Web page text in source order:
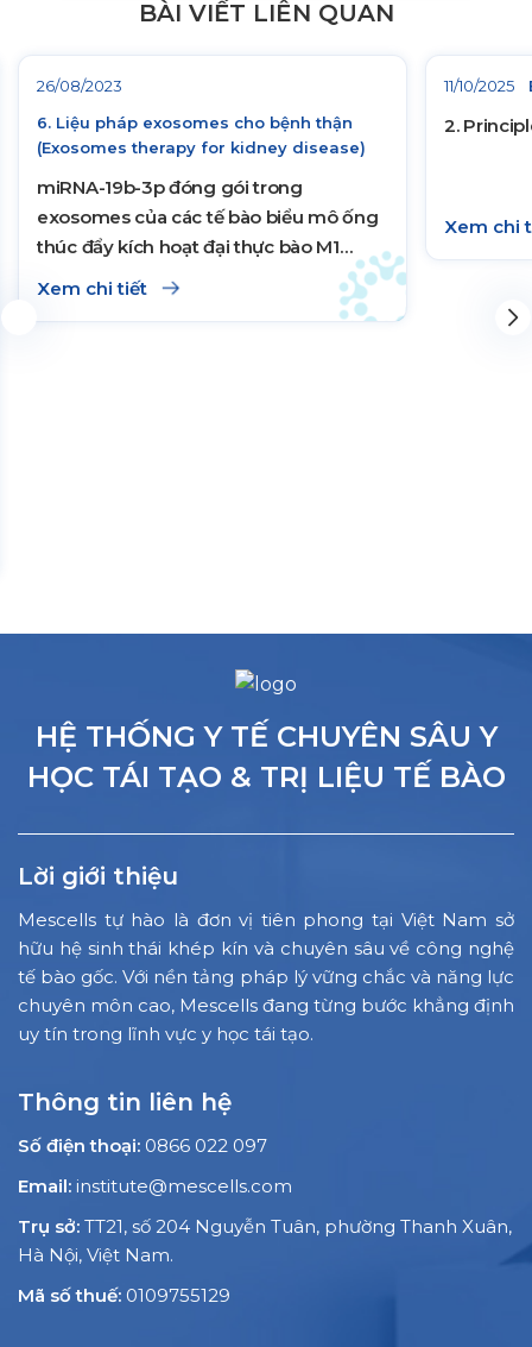
BÀI VIẾT LIÊN QUAN
26/08/2023
6. Liệu pháp exosomes cho bệnh thận
(Exosomes therapy for kidney disease)
miRNA-19b-3p đóng gói trong
exosomes của các tế bào biểu mô ống
thúc đẩy kích hoạt đại thực bào M1
trong chấn thương thận
Xem chi tiết
11/10/2025
2.
Xem chi
HỆ THỐNG Y TẾ CHUYÊN SÂU Y
HỌC TÁI TẠO & TRỊ LIỆU TẾ BÀO
Lời giới thiệu
Mescells tự hào là đơn vị tiên phong tại Việt Nam sở
hữu hệ sinh thái khép kín và chuyên sâu về công nghệ
tế bào gốc. Với nền tảng pháp lý vững chắc và năng lực
chuyên môn cao, Mescells đang từng bước khẳng định
uy tín trong lĩnh vực y học tái tạo.
Thông tin liên hệ
Số điện thoại: 0866 022 097
Email: institute@mescells.com
Trụ sở: TT21, số 204 Nguyễn Tuân, phường Thanh Xuân,
Hà Nội, Việt Nam.
Mã số thuế: 0109755129